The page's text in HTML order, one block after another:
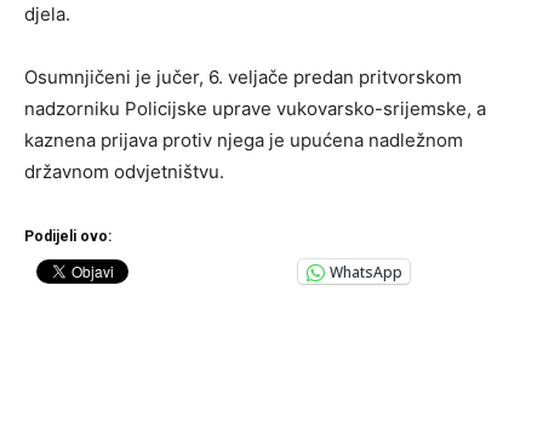
djela.
Osumnjičeni je jučer, 6. veljače predan pritvorskom
nadzorniku Policijske uprave vukovarsko-srijemske, a
kaznena prijava protiv njega je upućena nadležnom
državnom odvjetništvu.
Podijeli ovo:
WhatsApp